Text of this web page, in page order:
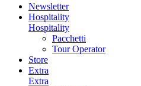
Newsletter
Hospitality
Hospitality
Pacchetti
Tour Operator
Store
Extra
Extra